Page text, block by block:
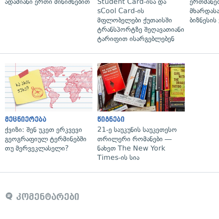
ადამიანი ერთი მინიშნებით
Student Card-ისა და
sCool Card-ის
მფლობელები ქუთაისში
ტრანსპორტზე შეღავათიანი
ტარიფით ისარგებლებენ
მეცნიერება
ქვიზი: შენ უკეთ ერკვევი
გეოგრაფიულ ტერმინებში
თუ მერვეკლასელი?
წიგნები
21-ე საუკუნის საუკეთესო
თრილერი რომანები —
ნახეთ The New York
Times-ის სია
კომენტარები